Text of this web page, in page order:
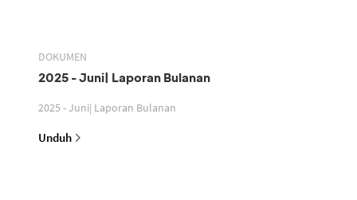
DOKUMEN
2025 - Juni| Laporan Bulanan
2025 - Juni| Laporan Bulanan
Unduh